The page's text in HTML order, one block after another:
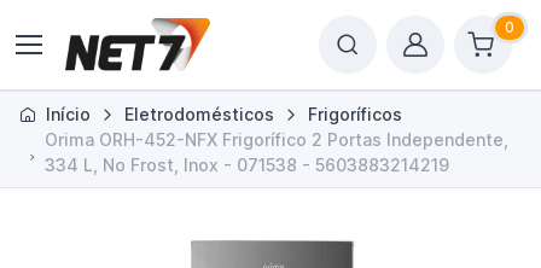
0
Início Eletrodomésticos
Frigoríficos
Orima ORH-452-NFX Frigorífico 2 Portas Independente,
334 L, No Frost, Inox - 071538 - 5603883214219